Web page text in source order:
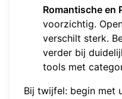
Romantische en
voorzichtig.
verschilt sterk.
verder bij
tools met
Bij twijfel: begin met